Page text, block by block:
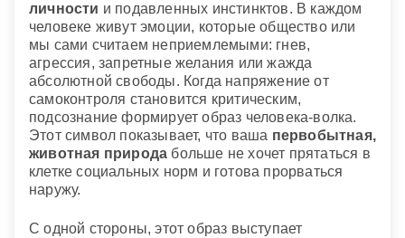
личности и подавленных инстинктов. В каждом
человеке живут эмоции, которые общество или
мы сами считаем неприемлемыми: гнев,
агрессия, запретные желания или жажда
абсолютной свободы. Когда напряжение от
самоконтроля становится критическим,
подсознание формирует образ человека-волка.
Этот символ показывает, что ваша первобытная,
животная природа больше не хочет прятаться в
клетке социальных норм и готова прорваться
наружу.
С одной стороны, этот образ выступает